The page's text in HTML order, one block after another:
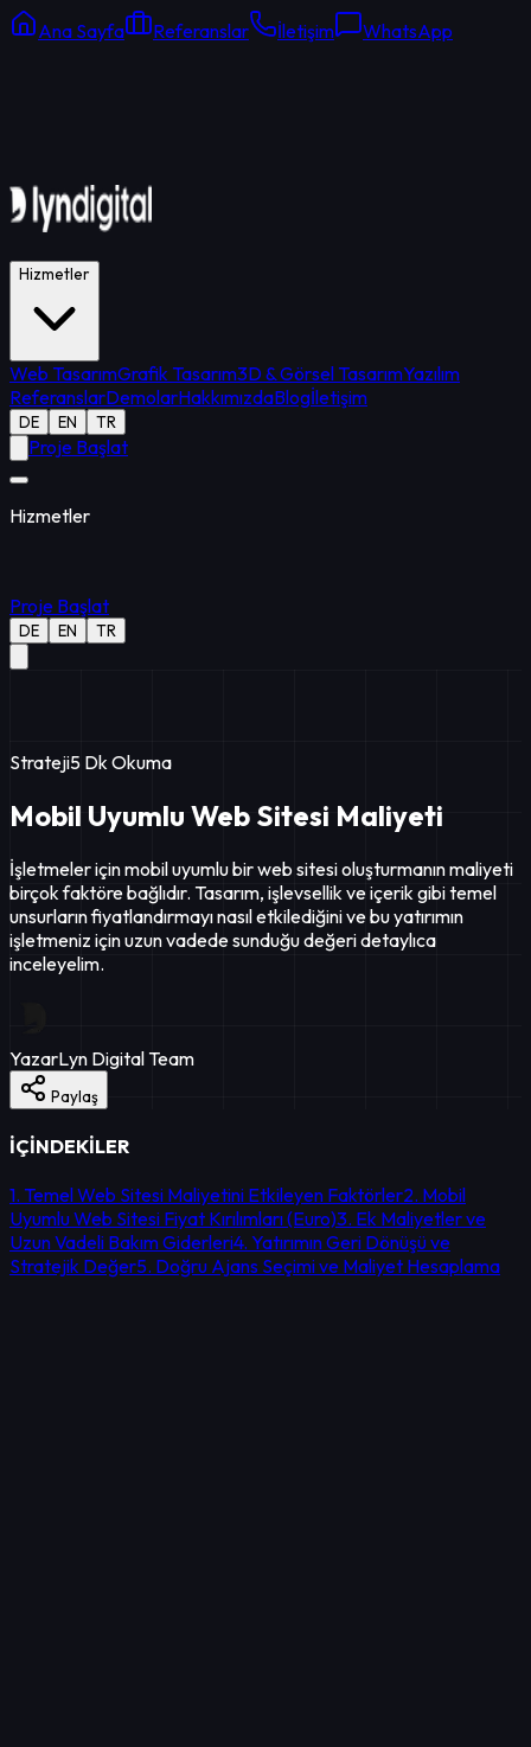
Ana Sayfa Referanslar İletişim WhatsApp
Hizmetler
Web TasarımGrafik Tasarım3D & Görsel TasarımYazılım
ReferanslarDemolarHakkımızdaBlogİletişim
DE EN TR
Proje Başlat
Hizmetler
Proje Başlat
DE EN TR
Strateji5 Dk Okuma
Mobil Uyumlu Web Sitesi Maliyeti
İşletmeler için mobil uyumlu bir web sitesi oluşturmanın maliyeti
birçok faktöre bağlıdır. Tasarım, işlevsellik ve içerik gibi temel
unsurların fiyatlandırmayı nasıl etkilediğini ve bu yatırımın
işletmeniz için uzun vadede sunduğu değeri detaylıca
inceleyelim.
YazarLyn Digital Team
Paylaş
İÇİNDEKİLER
1. Temel Web Sitesi Maliyetini Etkileyen Faktörler2. Mobil
Uyumlu Web Sitesi Fiyat Kırılımları (Euro)3. Ek Maliyetler ve
Uzun Vadeli Bakım Giderleri4. Yatırımın Geri Dönüşü ve
Stratejik Değer5. Doğru Ajans Seçimi ve Maliyet Hesaplama